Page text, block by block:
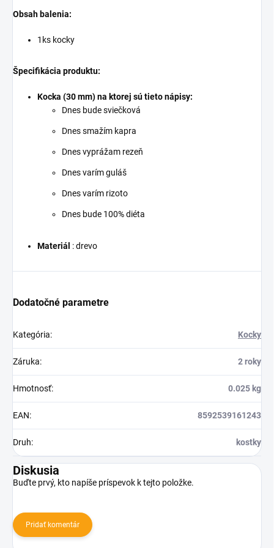
Obsah balenia:
1ks kocky
Špecifikácia produktu:
Kocka (30 mm) na ktorej sú tieto nápisy:
Dnes bude sviečková
Dnes smažím kapra
Dnes vyprážam rezeň
Dnes varím guláš
Dnes varím rizoto
Dnes bude 100% diéta
Materiál : drevo
Dodatočné parametre
Kategória: Kocky
Záruka: 2 roky
Hmotnosť: 0.025 kg
EAN: 8592539161243
Druh: kostky
Diskusia
Buďte prvý, kto napíše príspevok k tejto položke.
Pridať komentár